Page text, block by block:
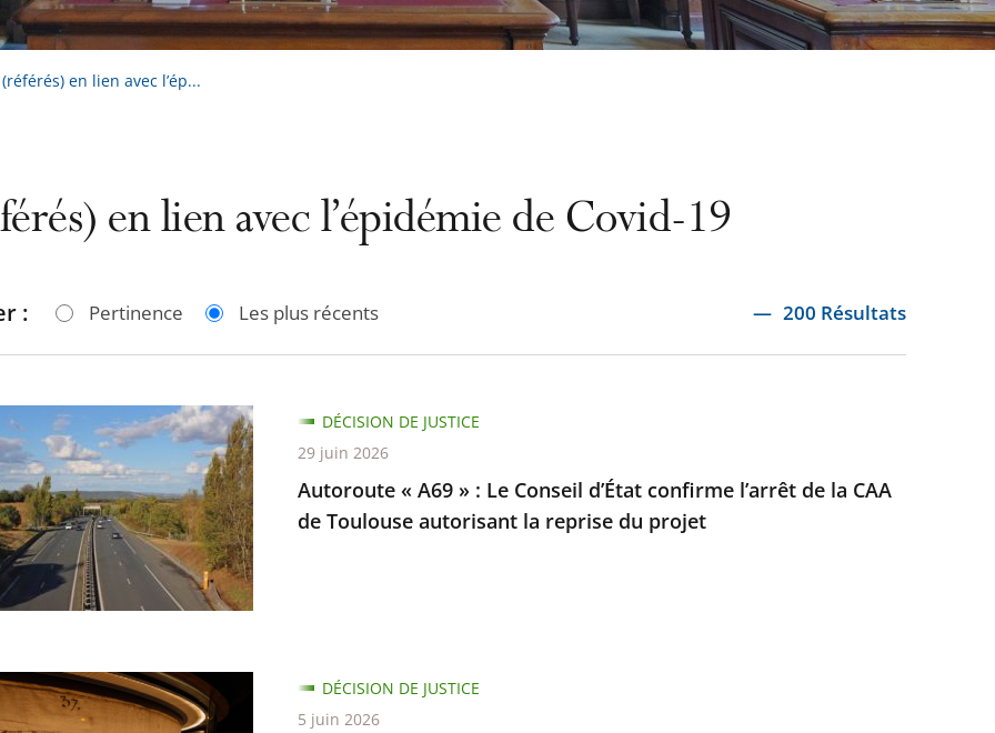
en lien avec l’ép...
en lien avec l’épidémie de Covid-19
: Pertinence Les plus récents 200 Résultats
Autoroute « A69 » : Le Conseil d’État confirme l’arrêt de la CAA
de Toulouse autorisant la reprise du projet
DÉCISION DE JUSTICE
29 juin 2026
DÉCISION DE JUSTICE
5 juin 2026